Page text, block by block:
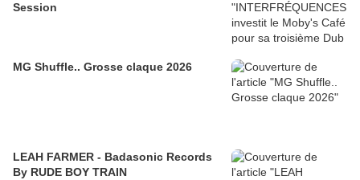
Session
MG Shuffle.. Grosse claque 2026
LEAH FARMER - Badasonic Records
By RUDE BOY TRAIN